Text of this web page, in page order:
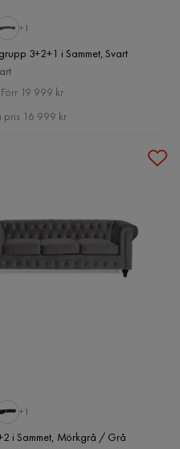
+1
3+2+1 i Sammet, Svart
Förr 19 999 kr
pris 16 999 kr
+1
i Sammet, Mörkgrå / Grå